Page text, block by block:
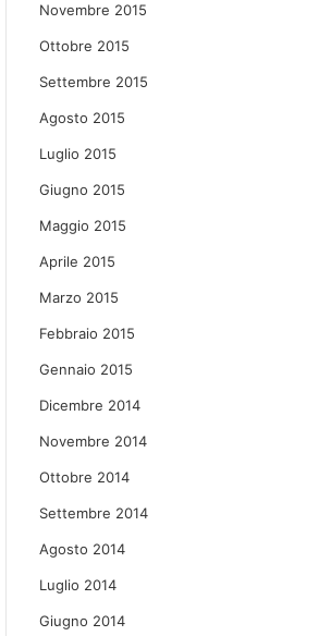
Novembre 2015
Ottobre 2015
Settembre 2015
Agosto 2015
Luglio 2015
Giugno 2015
Maggio 2015
Aprile 2015
Marzo 2015
Febbraio 2015
Gennaio 2015
Dicembre 2014
Novembre 2014
Ottobre 2014
Settembre 2014
Agosto 2014
Luglio 2014
Giugno 2014